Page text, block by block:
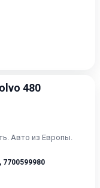
480
Авто из Европы.
, 7700599980